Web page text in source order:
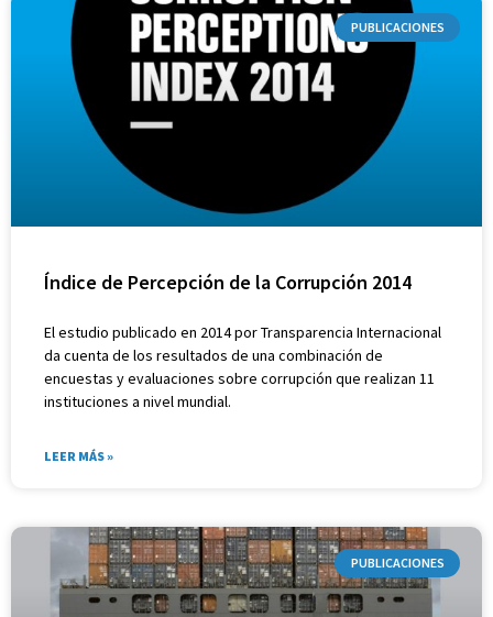
PUBLICACIONES
Índice de Percepción de la Corrupción 2014
El estudio publicado en 2014 por Transparencia Internacional
da cuenta de los resultados de una combinación de
encuestas y evaluaciones sobre corrupción que realizan 11
instituciones a nivel mundial.
LEER MÁS »
PUBLICACIONES